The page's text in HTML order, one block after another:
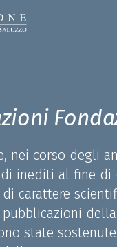
nei corso degli
inediti al fine di
carattere
della
state sostenute